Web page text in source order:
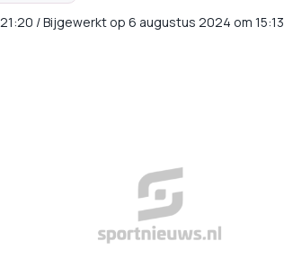
21:20 /Bijgewerkt op 6 augustus 2024 om 15:13